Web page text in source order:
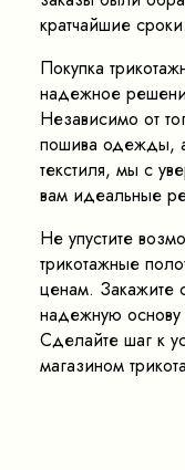
кратчайшие сроки.
Покупка
надежное
Независимо от
пошива одежды,
текстиля, мы с
вам идеальные
Не упустите
трикотажные
ценам. Закажите
надежную основу
Сделайте шаг к
магазином